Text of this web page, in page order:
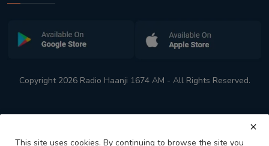
Copyright 2026 Radio Haanji 1674 AM - All Rights Reserved.
This site uses cookies. By continuing to browse the site you